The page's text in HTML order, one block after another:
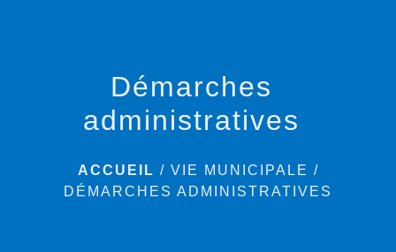
Démarches
administratives
ACCUEIL / VIE MUNICIPALE /
DÉMARCHES ADMINISTRATIVES